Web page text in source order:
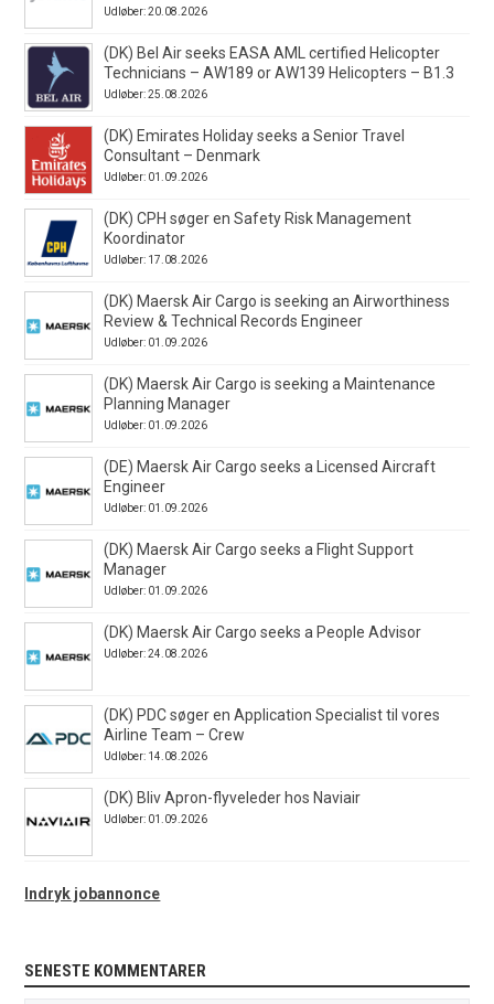
Udløber: 20.08.2026
(DK) Bel Air seeks EASA AML certified Helicopter
Technicians – AW189 or AW139 Helicopters – B1.3
Udløber: 25.08.2026
(DK) Emirates Holiday seeks a Senior Travel
Consultant – Denmark
Udløber: 01.09.2026
(DK) CPH søger en Safety Risk Management
Koordinator
Udløber: 17.08.2026
(DK) Maersk Air Cargo is seeking an Airworthiness
Review & Technical Records Engineer
Udløber: 01.09.2026
(DK) Maersk Air Cargo is seeking a Maintenance
Planning Manager
Udløber: 01.09.2026
(DE) Maersk Air Cargo seeks a Licensed Aircraft
Engineer
Udløber: 01.09.2026
(DK) Maersk Air Cargo seeks a Flight Support
Manager
Udløber: 01.09.2026
(DK) Maersk Air Cargo seeks a People Advisor
Udløber: 24.08.2026
(DK) PDC søger en Application Specialist til vores
Airline Team – Crew
Udløber: 14.08.2026
(DK) Bliv Apron-flyveleder hos Naviair
Udløber: 01.09.2026
Indryk jobannonce
SENESTE KOMMENTARER